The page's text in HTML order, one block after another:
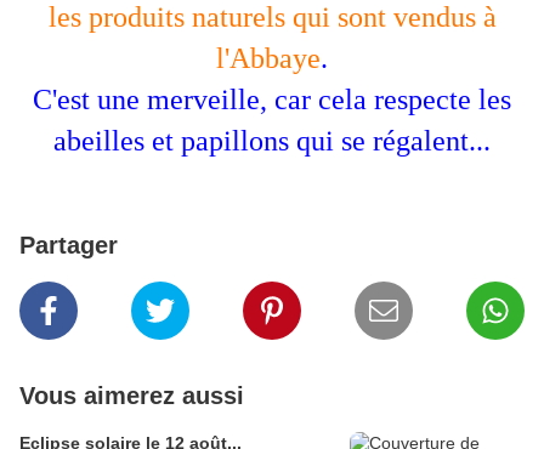
les produits naturels qui sont vendus à
l'Abbaye.
C'est une merveille, car cela respecte les
abeilles et papillons qui se régalent...
Partager
Vous aimerez aussi
Eclipse solaire le 12 août...